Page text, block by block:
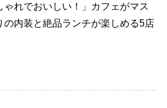
れでおいしい！」カフェがマス
の内装と絶品ランチが楽しめる5店